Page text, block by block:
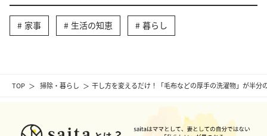
TOP 掃除・暮らし 干し方を変えるだけ！「毛布などの厚手の洗濯物」が半分
家事 生活の知恵 暮らし